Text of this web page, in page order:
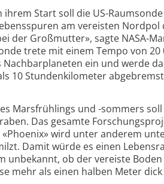
Start soll die US-
am vereisten Nordpol
der Großmutter», sagte NASA-
trete mit einem Tempo von 20
ein und werde
10 Stundenkilometer
Marsfrühlings und -sommers
Das gesamte
wird unter anderem
Damit würde es einen
unbekannt, ob der vereiste
mehr als einen halben Meter dick